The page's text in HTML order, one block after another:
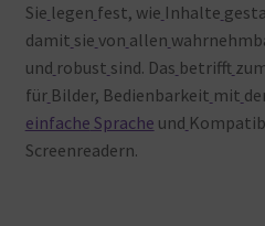
Sie legen fest, wie Inhalte
damit sie von allen
und robust sind. Das betrifft
für Bilder, Bedienbarkeit mit
einfache Sprache und
Screenreadern.